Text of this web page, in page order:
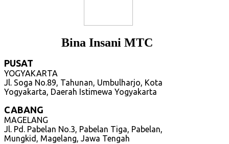
Bina Insani MTC
PUSAT
YOGYAKARTA
Jl. Soga No.89, Tahunan, Umbulharjo, Kota
Yogyakarta, Daerah Istimewa Yogyakarta
CABANG
MAGELANG
Jl. Pd. Pabelan No.3, Pabelan Tiga, Pabelan,
Mungkid, Magelang, Jawa Tengah